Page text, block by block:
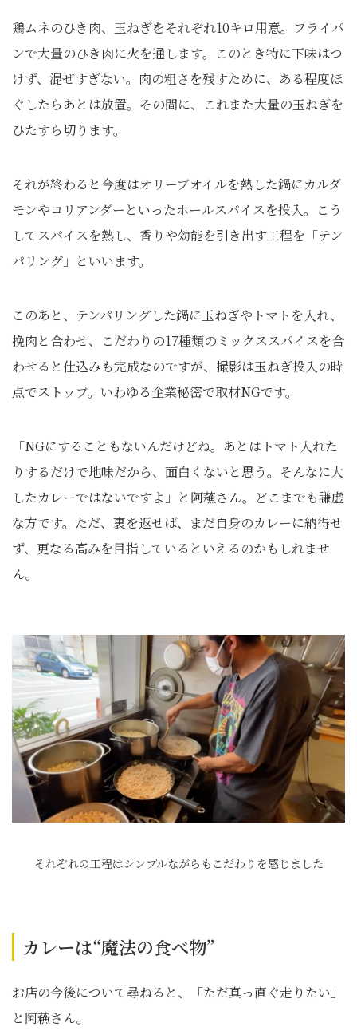
鶏ムネのひき肉、玉ねぎをそれぞれ10キロ用意。フライパ
ンで大量のひき肉に火を通します。このとき特に下味はつ
けず、混ぜすぎない。肉の粗さを残すために、ある程度ほ
ぐしたらあとは放置。その間に、これまた大量の玉ねぎを
ひたすら切ります。
それが終わると今度はオリーブオイルを熱した鍋にカルダ
モンやコリアンダーといったホールスパイスを投入。こう
してスパイスを熱し、香りや効能を引き出す工程を「テン
パリング」といいます。
このあと、テンパリングした鍋に玉ねぎやトマトを入れ、
挽肉と合わせ、こだわりの17種類のミックススパイスを合
わせると仕込みも完成なのですが、撮影は玉ねぎ投入の時
点でストップ。いわゆる企業秘密で取材NGです。
「NGにすることもないんだけどね。あとはトマト入れた
りするだけで地味だから、面白くないと思う。そんなに大
したカレーではないですよ」と阿蘓さん。どこまでも謙虚
な方です。ただ、裏を返せば、まだ自身のカレーに納得せ
ず、更なる高みを目指しているといえるのかもしれませ
ん。
それぞれの工程はシンプルながらもこだわりを感じました
カレーは“魔法の食べ物”
お店の今後について尋ねると、「ただ真っ直ぐ走りたい」
と阿蘓さん。